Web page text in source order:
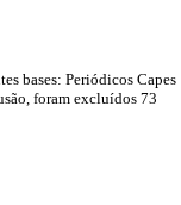
bases: Periódicos Capes
foram excluídos 73